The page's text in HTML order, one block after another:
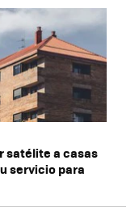
satélite a casas
servicio para